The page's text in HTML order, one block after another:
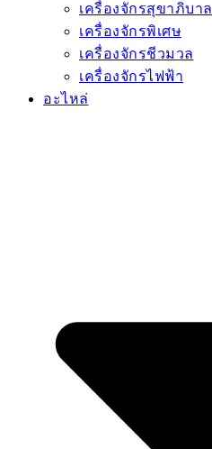
เครื่องจักรสุขาภิบาล
เครื่องจักรพิเศษ
เครื่องจักรชีวมวล
เครื่องจักรไฟฟ้า
อะไหล่